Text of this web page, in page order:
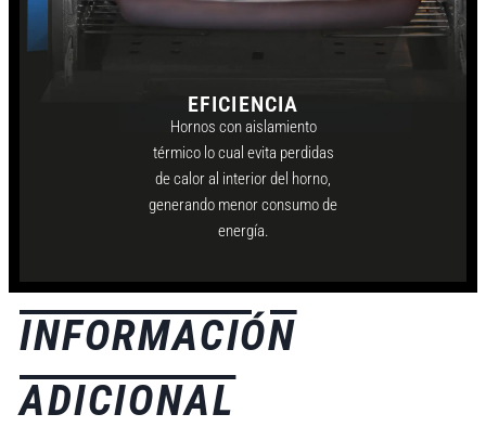
EFICIENCIA
Hornos con aislamiento
térmico lo cual evita perdidas
de calor al interior del horno,
generando menor consumo de
energía.
INFORMACIÓN
ADICIONAL